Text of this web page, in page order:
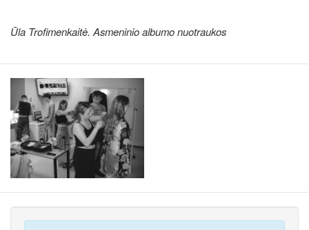
Ūla Trofimenkaitė. Asmeninio albumo nuotraukos